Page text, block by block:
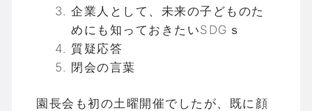
企業人として、未来の子どものた
めにも知っておきたいSDGｓ
質疑応答
閉会の言葉
園長会も初の土曜開催でしたが、既に顔